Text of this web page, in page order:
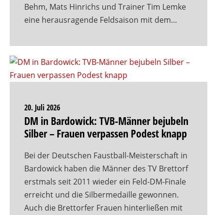
Behm, Mats Hinrichs und Trainer Tim Lemke
eine herausragende Feldsaison mit dem…
20. Juli 2026
DM in Bardowick: TVB-Männer bejubeln
Silber – Frauen verpassen Podest knapp
Bei der Deutschen Faustball-Meisterschaft in
Bardowick haben die Männer des TV Brettorf
erstmals seit 2011 wieder ein Feld-DM-Finale
erreicht und die Silbermedaille gewonnen.
Auch die Brettorfer Frauen hinterließen mit